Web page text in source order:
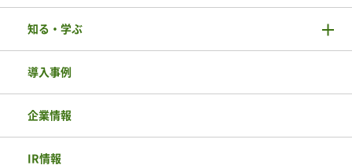
知る・学ぶ
導入事例
企業情報
IR情報